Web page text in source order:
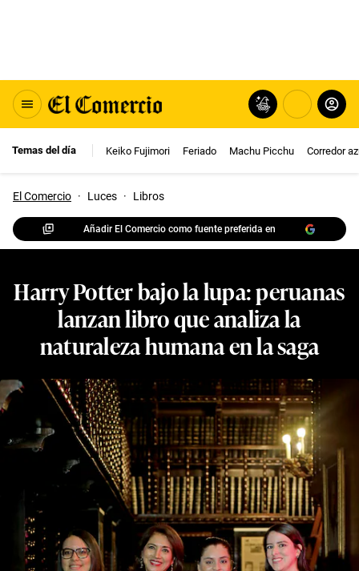
Temas del día Keiko Fujimori Feriado Machu Picchu Corredor
El Comercio · Luces · Libros
Añadir El Comercio como fuente preferida en
Harry Potter bajo la lupa: peruanas
lanzan libro que analiza la
naturaleza humana en la saga